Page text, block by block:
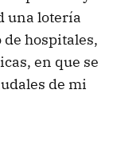
una lotería
hospitales,
en que se
de mi